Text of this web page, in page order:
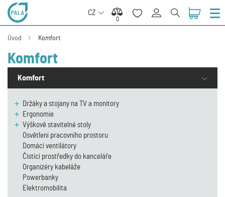
CZ
0
0
Úvod Komfort
Komfort
Komfort
Držáky a stojany na TV a monitory
Ergonomie
Výškově stavitelné stoly
Osvětlení pracovního prostoru
Domácí ventilátory
Čistící prostředky do kanceláře
Organizéry kabeláže
Powerbanky
Elektromobilita